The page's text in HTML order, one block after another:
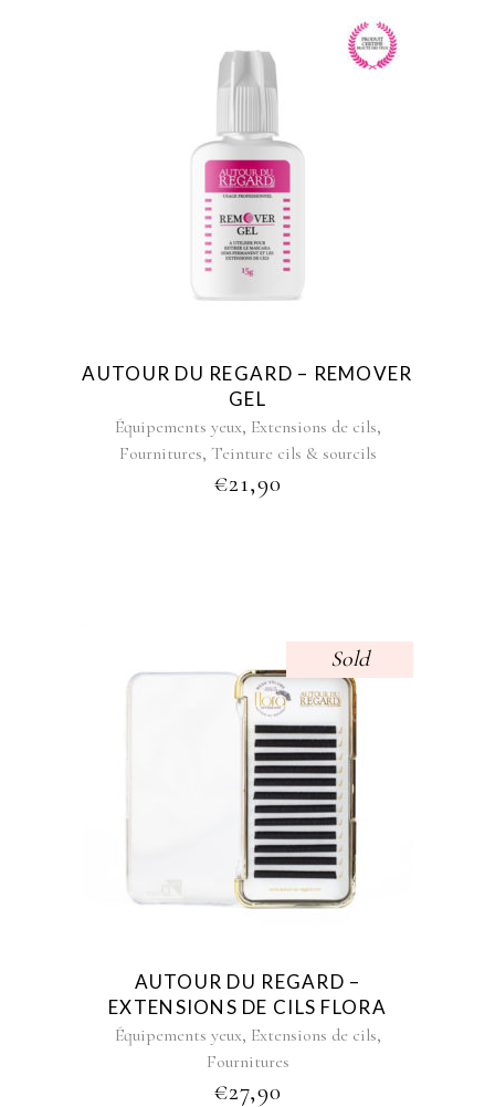
AUTOUR DU REGARD – REMOVER
GEL
Équipements yeux, Extensions de cils,
Fournitures, Teinture cils & sourcils
€21,90
Sold
This
product
has
multiple
variants.
The
be
chosen
on
the
product
AUTOUR DU REGARD –
EXTENSIONS DE CILS FLORA
Équipements yeux, Extensions de cils,
Fournitures
€27,90